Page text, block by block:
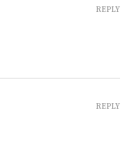
REPLY
REPLY